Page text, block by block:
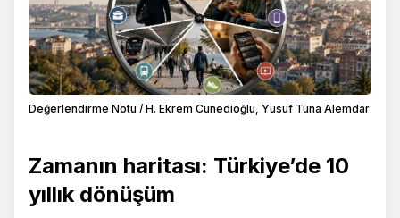
Değerlendirme Notu / H. Ekrem Cunedioğlu, Yusuf Tuna Alemdar
Zamanın haritası: Türkiye’de 10
yıllık dönüşüm